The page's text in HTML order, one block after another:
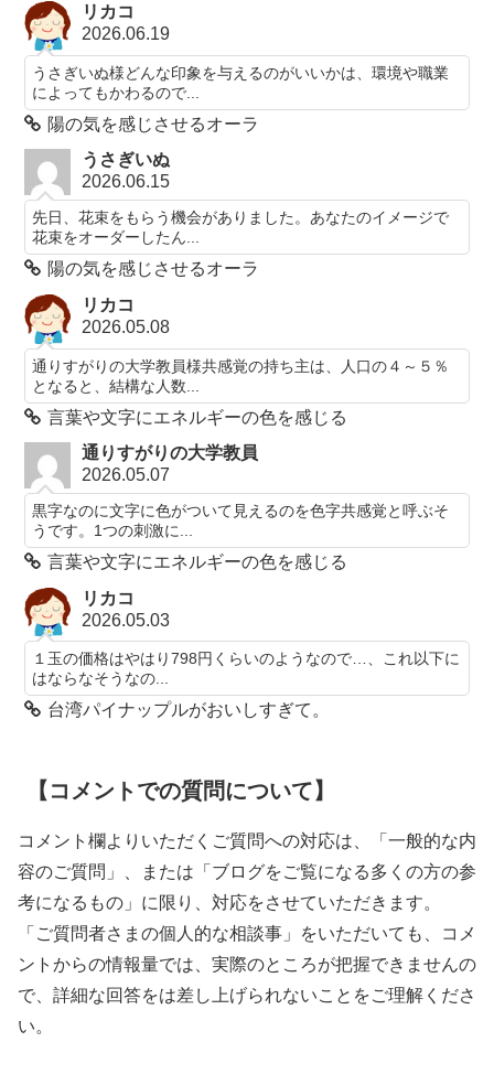
リカコ
2026.06.19
うさぎいぬ様どんな印象を与えるのがいいかは、環境や職業
によってもかわるので...
陽の気を感じさせるオーラ
うさぎいぬ
2026.06.15
先日、花束をもらう機会がありました。あなたのイメージで
花束をオーダーしたん...
陽の気を感じさせるオーラ
リカコ
2026.05.08
通りすがりの大学教員様共感覚の持ち主は、人口の４～５％
となると、結構な人数...
言葉や文字にエネルギーの色を感じる
通りすがりの大学教員
2026.05.07
黒字なのに文字に色がついて見えるのを色字共感覚と呼ぶそ
うです。1つの刺激に...
言葉や文字にエネルギーの色を感じる
リカコ
2026.05.03
１玉の価格はやはり798円くらいのようなので…、これ以下に
はならなそうなの...
台湾パイナップルがおいしすぎて。
【コメントでの質問について】
コメント欄よりいただくご質問への対応は、「一般的な内
容のご質問」、または「ブログをご覧になる多くの方の参
考になるもの」に限り、対応をさせていただきます。
「ご質問者さまの個人的な相談事」をいただいても、コメ
ントからの情報量では、実際のところが把握できませんの
で、詳細な回答をは差し上げられないことをご理解くださ
い。